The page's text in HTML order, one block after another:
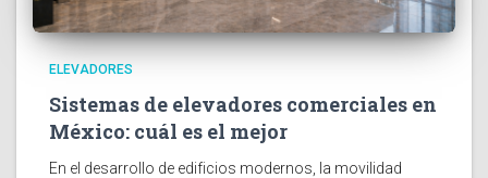
ELEVADORES
Sistemas de elevadores comerciales en
México: cuál es el mejor
En el desarrollo de edificios modernos, la movilidad